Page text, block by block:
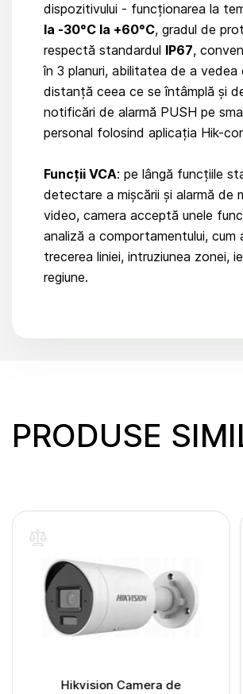
dispozitivului - funcționarea la
la -30°C la +60°C, gradul de
respectă standardul IP67,
în 3 planuri, abilitatea de a vedea
distanță ceea ce se întâmplă și
notificări de alarmă PUSH pe
personal folosind aplicația Hik-
Funcții VCA: pe lângă funcțiile
detectare a mișcării și alarmă de
video, camera acceptă unele
analiză a comportamentului, cum
trecerea liniei, intruziunea zonei,
regiune.
PRODUSE
Hikvision Camera de